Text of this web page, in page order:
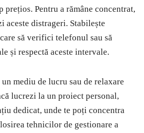
prețios. Pentru a rămâne concentrat,
aceste distrageri. Stabilește
să verifici telefonul sau să
și respectă aceste intervale.
un mediu de lucru sau de relaxare
lucrezi la un proiect personal,
dedicat, unde te poți concentra
tehnicilor de gestionare a